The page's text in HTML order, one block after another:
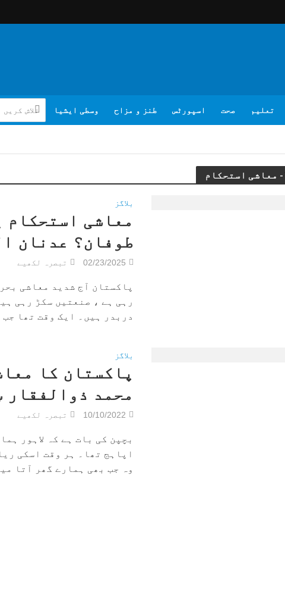
تعلیم صحت اسپورٹس طنز و مزاح وسطی ایشیا
بلاگز
معاشی استحکام
طوفان؟ عدنان
02/23/2025 تبصرہ لکھیے
پاکستان آج شدید معاشی
رہی ہے ، صنعتیں سکڑ رہی
دربدر ہیں۔ ایک وقت تھا جب
بلاگز
پاکستان کا
محمد ذوالفقار
10/10/2022 تبصرہ لکھیے
بچپن کی بات ہے کہ لاہور
اپاہج تھا۔ ہر وقت اسکی
وہ جب بھی ہمارے گھر آتا